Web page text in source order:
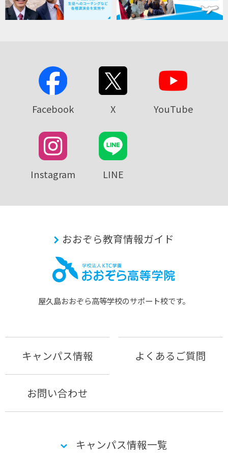
Facebook X YouTube
Instagram LINE
おおぞら教育情報ガイド
屋久島おおぞら⾼等学校のサポート校です。
キャンパス情報 よくあるご質問
お問い合わせ
キャンパス情報一覧